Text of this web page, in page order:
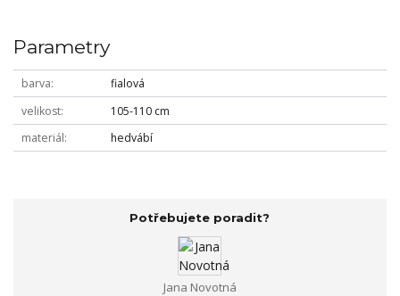
Parametry
barva
fialová
velikost
105-110 cm
materiál
hedvábí
Potřebujete poradit?
Jana Novotná